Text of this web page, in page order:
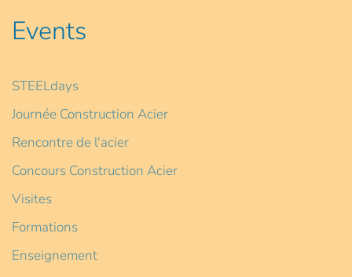
Events
STEELdays
Journée Construction Acier
Rencontre de l'acier
Concours Construction Acier
Visites
Formations
Enseignement